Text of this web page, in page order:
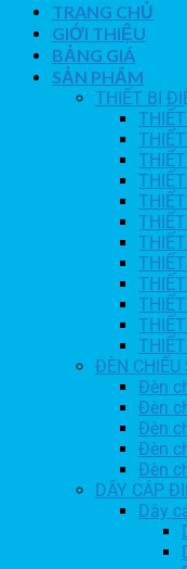
TRANG CHỦ
GIỚI THIỆU
BẢNG GIÁ
SẢN PHẨM
THIẾT BỊ
ĐÈN CHIẾU
Đèn
Đèn
Đèn
Đèn
Đèn
DÂY CÁP
Dây